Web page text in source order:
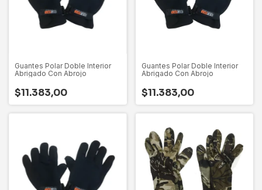
Guantes Polar Doble Interior
Abrigado Con Abrojo
$11.383,00
Guantes Polar Doble Interior
Abrigado Con Abrojo
$11.383,00